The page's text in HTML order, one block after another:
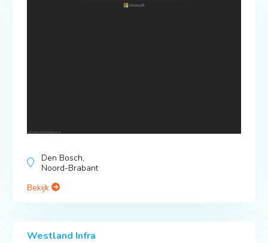
Den Bosch,
Noord-Brabant
Bekijk
Westland Infra